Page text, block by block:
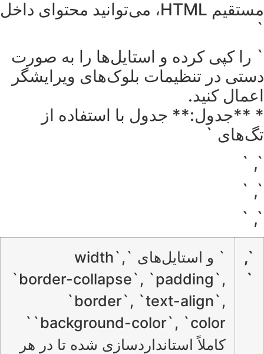
مستقیم HTML، می‌توانید محتوای داخل
`
` را کپی کرده و استایل‌ها را به صورت
دستی در تنظیمات بلوک‌های ویرایشگر
اعمال کنید.
* **جدول:** جدول با استفاده از
تگ‌های `
`, `
`, `
`, `
`,
`
` و استایل‌های `width`,
`border-collapse`, `padding`,
`border`, `text-align`,
`background-color`, `color`
کاملاً استانداردسازی شده تا در هر